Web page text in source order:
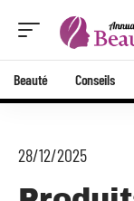
Beauté Conseils
28/12/2025